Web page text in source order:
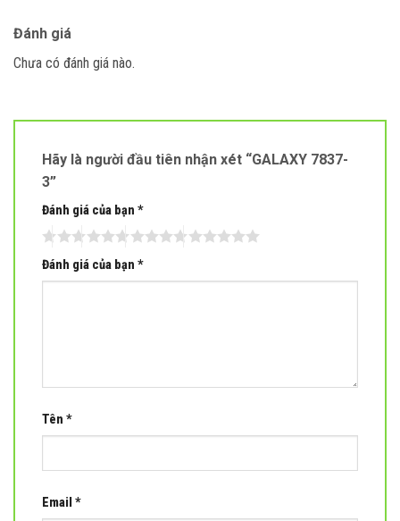
Đánh giá
Chưa có đánh giá nào.
Hãy là người đầu tiên nhận xét “GALAXY 7837-
3”
Đánh giá của bạn *
Đánh giá của bạn *
Tên *
Email *